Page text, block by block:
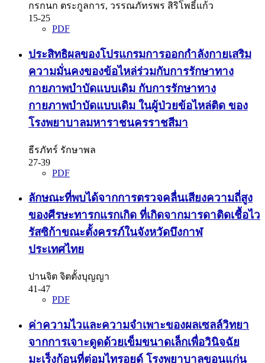
กรกนก ตระกูลการ, วรรณภัทรพร สิริโพธิ์แก้ว
15-25
PDF
ประสิทธิผลของโปรแกรมการออกกำลังกายเสริม
ความมั่นคงของข้อไหล่ร่วมกับการรักษาทาง
กายภาพบำบัดแบบเดิม กับการรักษาทาง
กายภาพบำบัดแบบเดิม ในผู้ป่วยข้อไหล่ติด ของ
โรงพยาบาลมหาราชนครราชสีมา
ธีรภัทร์ รักษาพล
27-39
PDF
ลักษณะที่พบได้จากการตรวจคลื่นเสียงความถี่สูง
ของศีรษะทารกแรกเกิด ที่เกิดจากมารดาติดเชื้อไว
รัสซิก้าขณะตั้งครรภ์ในจังหวัดบึงกาฬ
ประเทศไทย
ปานจิต จิตตั้งบุญญา
41-47
PDF
ค่าความไวและความจำเพาะของผลเซลล์วิทยา
จากการเจาะดูดด้วยเข็มขนาดเล็กเพื่อวินิจฉัย
มะเร็งก้อนที่ต่อมไทรอยด์ โรงพยาบาลขอนแก่น